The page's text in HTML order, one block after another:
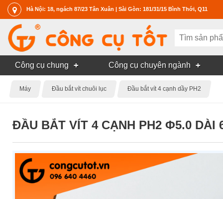
Hà Nội: 18, ngách 87/23 Tân Xuân | Sài Gòn: 181/31/15 Bình Thới, Q11
Công cụ chung Công cụ chuyên ngành
Máy Đầu bắt vít chuôi lục Đầu bắt vít 4 cạnh dầy PH2
ĐẦU BẮT VÍT 4 CẠNH PH2 Φ5.0 DÀI